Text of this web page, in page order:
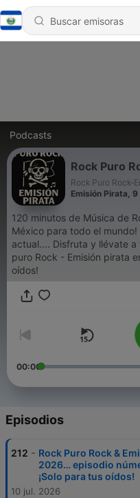
Podcasts
Rock Puro
Rock Puro Rock-
Emisión Pirata,
120 minutos de Música de
México para todo el
actual.... Disfruta y llévate
puro Rock - Emisión pirata
oídos!
00:00
Episodios
212 - Rock Puro Rock &
2026… episodio
¡Solo para tus oídos!
10 jul. 2026